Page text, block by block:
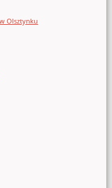
Olsztynku